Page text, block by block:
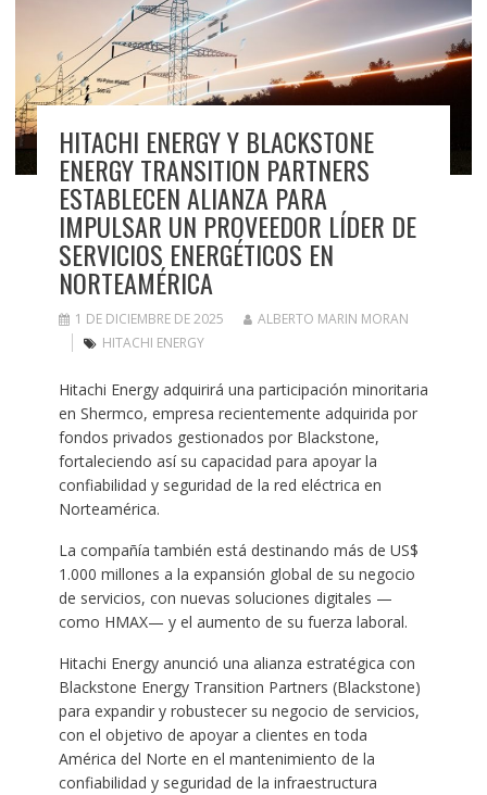
HITACHI ENERGY Y BLACKSTONE
ENERGY TRANSITION PARTNERS
ESTABLECEN ALIANZA PARA
IMPULSAR UN PROVEEDOR LÍDER DE
SERVICIOS ENERGÉTICOS EN
NORTEAMÉRICA
1 DE DICIEMBRE DE 2025
ALBERTO MARIN MORAN
HITACHI ENERGY
Hitachi Energy adquirirá una participación minoritaria
en Shermco, empresa recientemente adquirida por
fondos privados gestionados por Blackstone,
fortaleciendo así su capacidad para apoyar la
confiabilidad y seguridad de la red eléctrica en
Norteamérica.
La compañía también está destinando más de US$
1.000 millones a la expansión global de su negocio
de servicios, con nuevas soluciones digitales —
como HMAX— y el aumento de su fuerza laboral.
Hitachi Energy anunció una alianza estratégica con
Blackstone Energy Transition Partners (Blackstone)
para expandir y robustecer su negocio de servicios,
con el objetivo de apoyar a clientes en toda
América del Norte en el mantenimiento de la
confiabilidad y seguridad de la infraestructura